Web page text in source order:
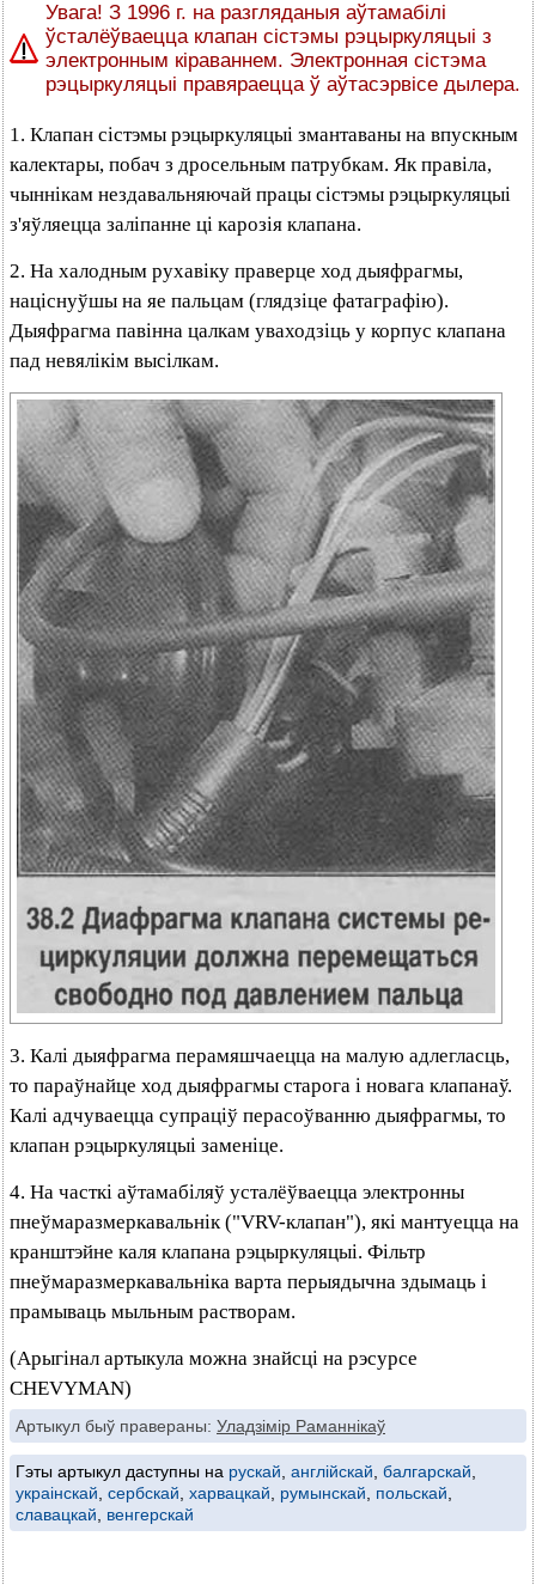
Увага! З 1996 г. на разгляданыя аўтамабілі
ўсталёўваецца клапан сістэмы рэцыркуляцыі з
электронным кіраваннем. Электронная сістэма
рэцыркуляцыі правяраецца ў аўтасэрвісе дылера.
1. Клапан сістэмы рэцыркуляцыі змантаваны на впускным
калектары, побач з дросельным патрубкам. Як правіла,
чыннікам нездавальняючай працы сістэмы рэцыркуляцыі
з'яўляецца заліпанне ці карозія клапана.
2. На халодным рухавіку праверце ход дыяфрагмы,
націснуўшы на яе пальцам (глядзіце фатаграфію).
Дыяфрагма павінна цалкам уваходзіць у корпус клапана
пад невялікім высілкам.
3. Калі дыяфрагма перамяшчаецца на малую адлегласць,
то параўнайце ход дыяфрагмы старога і новага клапанаў.
Калі адчуваецца супраціў перасоўванню дыяфрагмы, то
клапан рэцыркуляцыі заменіце.
4. На часткі аўтамабіляў усталёўваецца электронны
пнеўмаразмеркавальнік ("VRV-клапан"), які мантуецца на
кранштэйне каля клапана рэцыркуляцыі. Фільтр
пнеўмаразмеркавальніка варта перыядычна здымаць і
прамываць мыльным растворам.
(Арыгінал артыкула можна знайсці на рэсурсе
CHEVYMAN)
Артыкул быў правераны: Уладзімір Раманнікаў
Гэты артыкул даступны на рускай англійскай балгарскай
украінскай сербскай харвацкай румынскай польскай
славацкай
венгерскай